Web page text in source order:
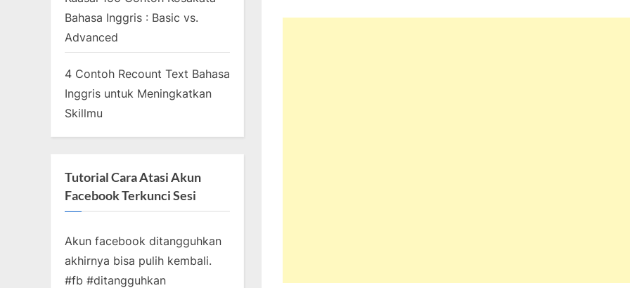
Bahasa Inggris : Basic vs.
Advanced
4 Contoh Recount Text Bahasa
Inggris untuk Meningkatkan
Skillmu
Tutorial Cara Atasi Akun
Facebook Terkunci Sesi
Akun facebook ditangguhkan
akhirnya bisa pulih kembali.
#fb #ditangguhkan